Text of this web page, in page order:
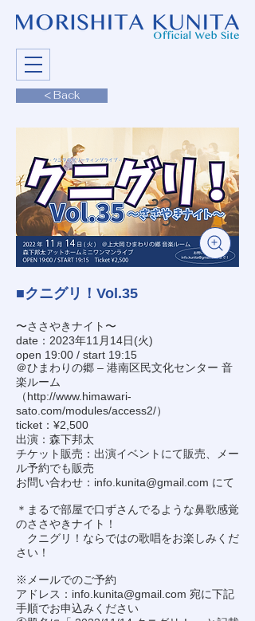
< Back
■クニグリ！Vol.35
〜ささやきナイト〜
date：2023年11月14日(火)
open 19:00 / start 19:15
＠ひまわりの郷 – 港南区民文化センター 音
楽ルーム
（http://www.himawari-
sato.com/modules/access2/）
ticket：¥2,500
出演：森下邦太
チケット販売：出演イベントにて販売、メー
ル予約でも販売
お問い合わせ： info.kunita@gmail.com にて
＊まるで部屋で口ずさんでるような鼻歌感覚
のささやきナイト！
クニグリ！ならではの歌唱をお楽しみくだ
さい！
※メールでのご予約
アドレス： info.kunita@gmail.com 宛に下記
手順でお申込みください